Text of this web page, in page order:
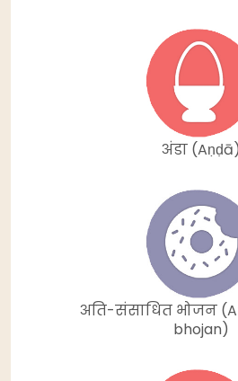
अंडा (Aṇḍā)
अति-संसाधित भोजन
bhojan)